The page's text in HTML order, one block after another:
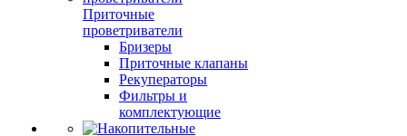
Приточные
проветриватели
Бризеры
Приточные клапаны
Рекуператоры
Фильтры и
комплектующие